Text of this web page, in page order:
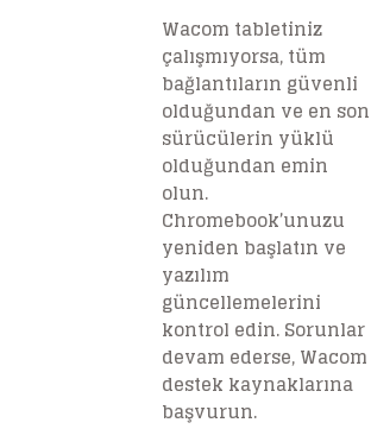
Wacom tabletiniz
çalışmıyorsa, tüm
bağlantıların güvenli
olduğundan ve en son
sürücülerin yüklü
olduğundan emin
olun.
Chromebook’unuzu
yeniden başlatın ve
yazılım
güncellemelerini
kontrol edin. Sorunlar
devam ederse, Wacom
destek kaynaklarına
başvurun.